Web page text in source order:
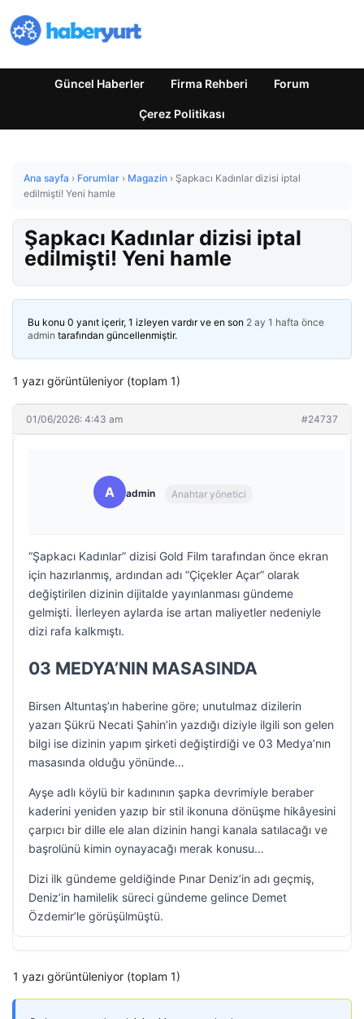
Güncel Haberler Firma Rehberi Forum
Çerez Politikası
Ana sayfa › Forumlar › Magazin › Şapkacı Kadınlar dizisi iptal
edilmişti! Yeni hamle
Şapkacı Kadınlar dizisi iptal
edilmişti! Yeni hamle
Bu konu 0 yanıt içerir, 1 izleyen vardır ve en son 2 ay 1 hafta önce
admin tarafından güncellenmiştir.
1 yazı görüntüleniyor (toplam 1)
01/06/2026: 4:43 am #24737
A admin Anahtar yönetici
“Şapkacı Kadınlar” dizisi Gold Film tarafından önce ekran
için hazırlanmış, ardından adı “Çiçekler Açar” olarak
değiştirilen dizinin dijitalde yayınlanması gündeme
gelmişti. İlerleyen aylarda ise artan maliyetler nedeniyle
dizi rafa kalkmıştı.
03 MEDYA’NIN MASASINDA
Birsen Altuntaş’ın haberine göre; unutulmaz dizilerin
yazarı Şükrü Necati Şahin’in yazdığı diziyle ilgili son gelen
bilgi ise dizinin yapım şirketi değiştirdiği ve 03 Medya’nın
masasında olduğu yönünde…
Ayşe adlı köylü bir kadınının şapka devrimiyle beraber
kaderini yeniden yazıp bir stil ikonuna dönüşme hikâyesini
çarpıcı bir dille ele alan dizinin hangi kanala satılacağı ve
başrolünü kimin oynayacağı merak konusu…
Dizi ilk gündeme geldiğinde Pınar Deniz’in adı geçmiş,
Deniz’in hamilelik süreci gündeme gelince Demet
Özdemir’le görüşülmüştü.
1 yazı görüntüleniyor (toplam 1)